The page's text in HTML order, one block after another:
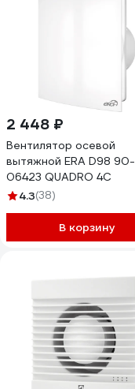
2 448 ₽
Вентилятор осевой
вытяжной ERA D98 90-
06423 QUADRO 4C
4.3(38)
В корзину